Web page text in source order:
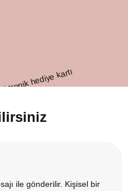
ile gönderilir. Kişisel bir